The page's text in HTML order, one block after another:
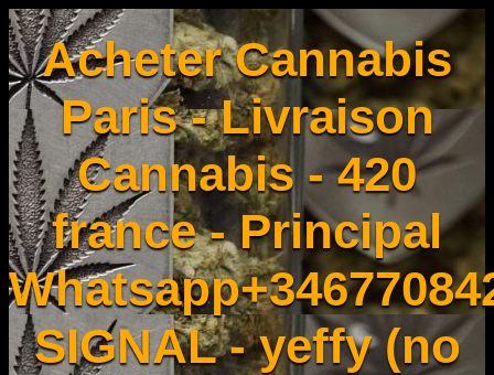
Acheter Cannabis
Paris - Livraison
Cannabis - 420
france - Principal
SIGNAL - yeffy (no